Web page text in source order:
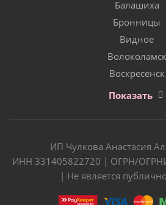
Балашиха
Бронницы
Видное
Волоколамск
Воскресенск
Показать
ИП Чулкова Анастасия
ИНН 331405822720 | ОГРН/
| Не является